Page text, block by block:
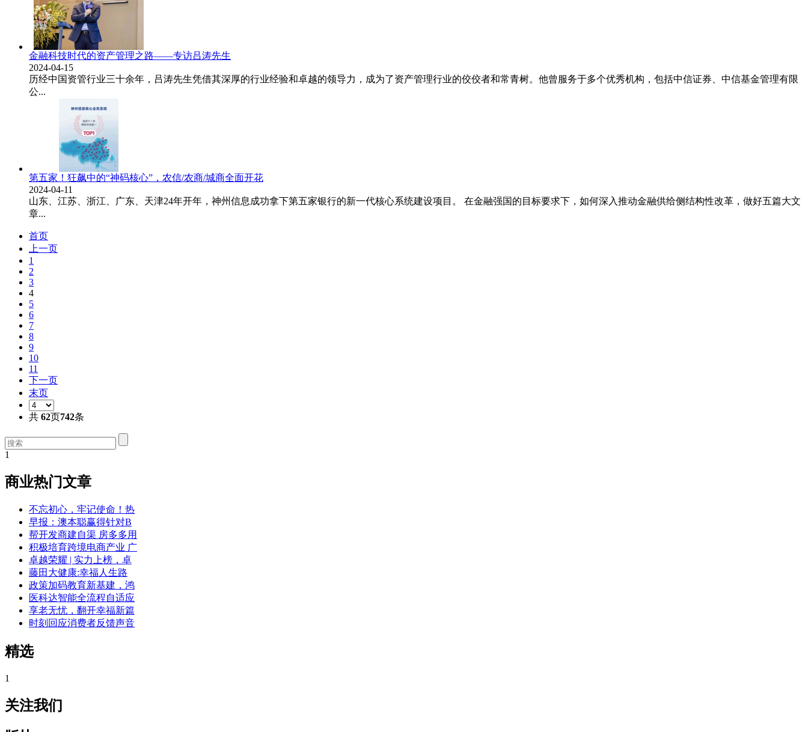
金融科技时代的资产管理之路——专访吕涛先生
2024-04-15
历经中国资管行业三十余年，吕涛先生凭借其深厚的行业经验和卓越的领导力，成为了资产管理行业的佼佼者和常青树。他曾服务于多个优秀机构，包括中信证券、中信基金管理有限
公...
第五家！狂飙中的“神码核心”，农信/农商/城商全面开花
2024-04-11
山东、江苏、浙江、广东、天津24年开年，神州信息成功拿下第五家银行的新一代核心系统建设项目。 在金融强国的目标要求下，如何深入推动金融供给侧结构性改革，做好五篇大文
章...
首页
上一页
1
2
3
4
5
6
7
8
9
10
11
下一页
末页
共 62页742条
1
商业热门文章
不忘初心，牢记使命！热
早报：澳本聪赢得针对B
帮开发商建自渠 房多多用
积极培育跨境电商产业 广
卓越荣耀 | 实力上榜，卓
藤田大健康:幸福人生路
政策加码教育新基建，鸿
医科达智能全流程自适应
享老无忧，翻开幸福新篇
时刻回应消费者反馈声音
精选
1
关注我们